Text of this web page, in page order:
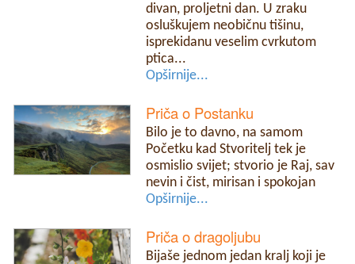
divan, proljetni dan. U zraku
osluškujem neobičnu tišinu,
isprekidanu veselim cvrkutom
ptica...
Opširnije...
Priča o Postanku
Bilo je to davno, na samom
Početku kad Stvoritelj tek je
osmislio svijet; stvorio je Raj, sav
nevin i čist, mirisan i spokojan
Opširnije...
Priča o dragoljubu
Bijaše jednom jedan kralj koji je